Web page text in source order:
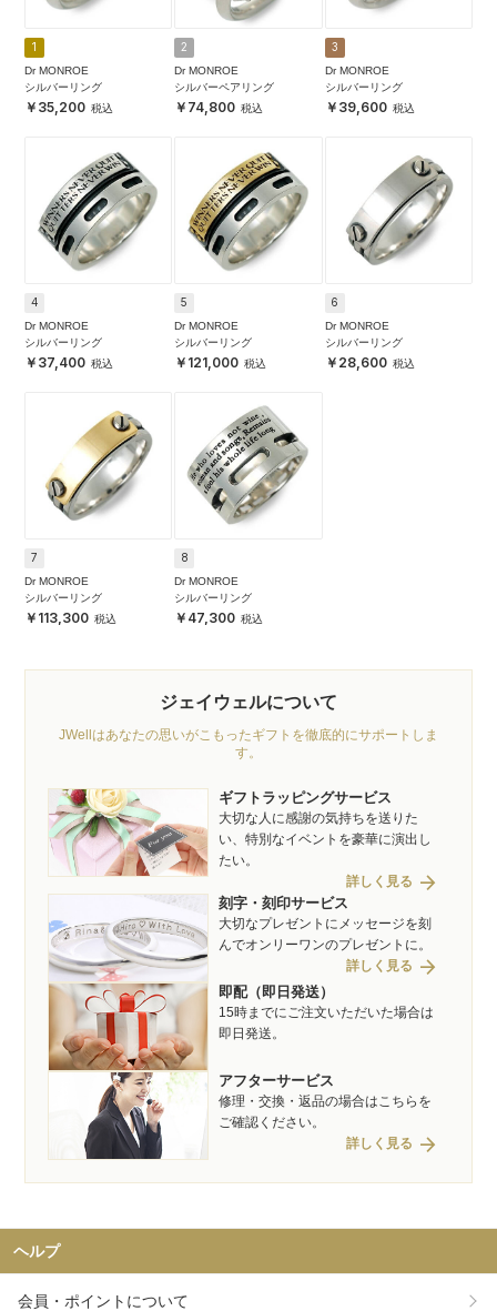
1
Dr MONROE
シルバーリング
35,200
2
Dr MONROE
シルバーペアリング
74,800
3
Dr MONROE
シルバーリング
39,600
4
Dr MONROE
シルバーリング
37,400
5
Dr MONROE
シルバーリング
121,000
6
Dr MONROE
シルバーリング
28,600
7
Dr MONROE
シルバーリング
113,300
8
Dr MONROE
シルバーリング
47,300
ジェイウェルについて
JWellはあなたの思いがこもったギフトを徹底的にサポートしま
す。
ギフトラッピングサービス
大切な人に感謝の気持ちを送りた
い、特別なイベントを豪華に演出し
たい。
詳しく見る arrow_forward
刻字・刻印サービス
大切なプレゼントにメッセージを刻
んでオンリーワンのプレゼントに。
詳しく見る arrow_forward
即配（即日発送）
15時までにご注文いただいた場合は
即日発送。
アフターサービス
修理・交換・返品の場合はこちらを
ご確認ください。
詳しく見る arrow_forward
ヘルプ
会員・ポイントについて